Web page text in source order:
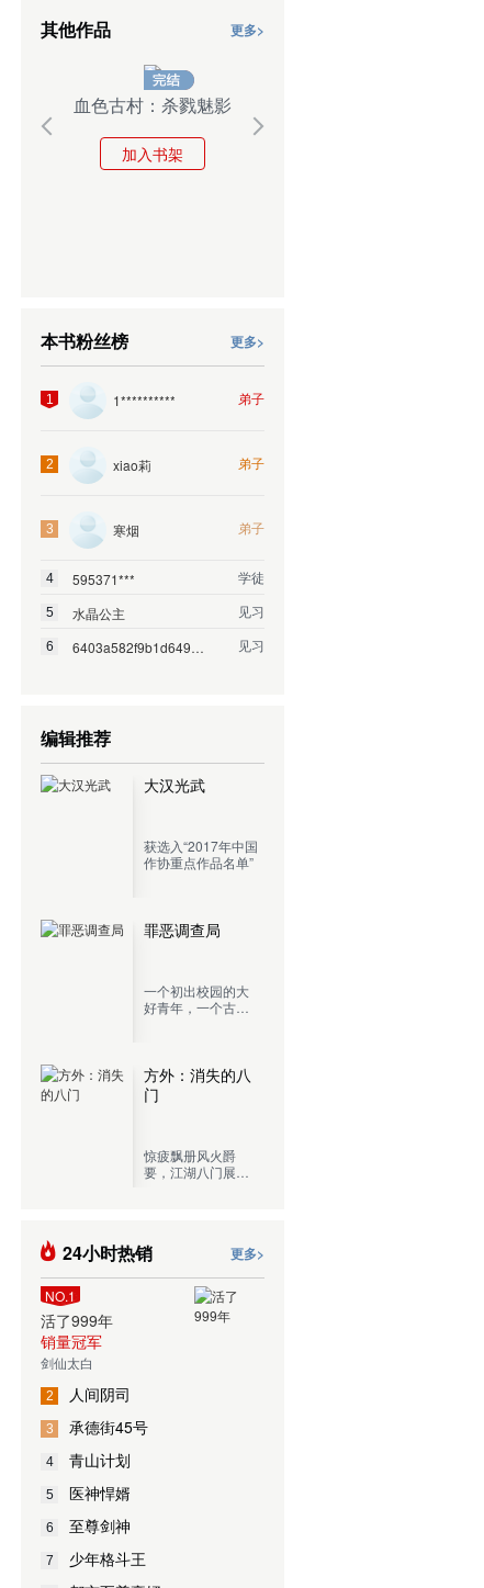
其他作品 更多>
血色古村：杀戮魅影
加入书架
本书粉丝榜 更多>
1 1********** 弟子
2 xiao莉 弟子
3 寒烟 弟子
4 595371*** 学徒
5 水晶公主 见习
6 6403a582f9b1d649cf9b... 见习
编辑推荐
大汉光武
获选入“2017年中国
作协重点作品名单”
罪恶调查局
一个初出校园的大
好青年，一个古灵
老记者，开着一辆
五菱宏光，这就是
罪恶调查局目前的
方外：消失的八
门
惊疲飘册风火爵
要，江湖八门展奇
藏的江湖传人，展
24小时热销 更多>
NO.1
活了999年
销量冠军
剑仙太白
2 人间阴司
3 承德街45号
4 青山计划
5 医神悍婿
6 至尊剑神
7 少年格斗王